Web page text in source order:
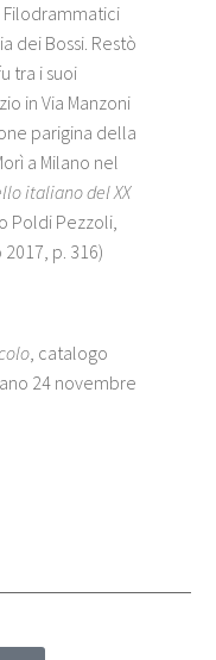
Filodrammatici
dei Bossi. Restò
tra i suoi
in Via Manzoni
parigina della
a Milano nel
italiano del XX
Poldi Pezzoli,
p. 316)
, catalogo
24 novembre